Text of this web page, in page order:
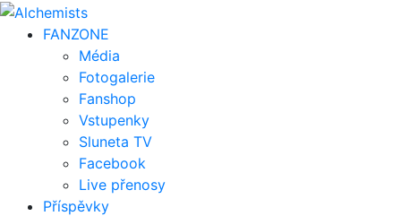
FANZONE
Média
Fotogalerie
Fanshop
Vstupenky
Sluneta TV
Facebook
Live přenosy
Příspěvky